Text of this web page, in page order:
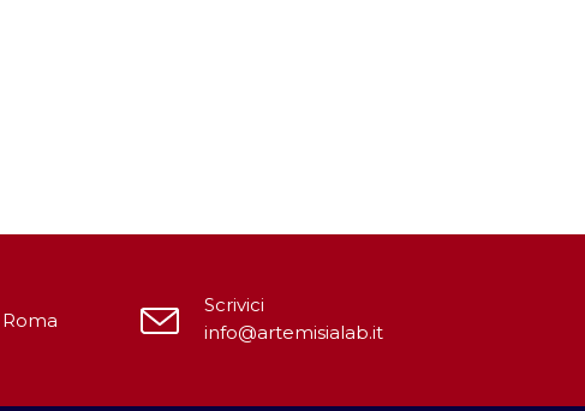
Scrivici
info@artemisialab.it